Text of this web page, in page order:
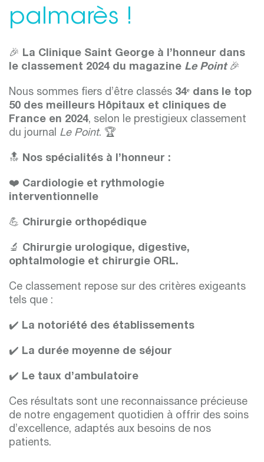
palmarès !
🎉 La Clinique Saint George à l’honneur dans
le classement 2024 du magazine Le Point 🎉
Nous sommes fiers d’être classés 34ᵉ dans le top
50 des meilleurs Hôpitaux et cliniques de
France en 2024, selon le prestigieux classement
du journal Le Point. 🏆
🔝 Nos spécialités à l’honneur :
❤️ Cardiologie et rythmologie
interventionnelle
💪 Chirurgie orthopédique
🔬 Chirurgie urologique, digestive,
ophtalmologie et chirurgie ORL.
Ce classement repose sur des critères exigeants
tels que :
✔️ La notoriété des établissements
✔️ La durée moyenne de séjour
✔️ Le taux d’ambulatoire
Ces résultats sont une reconnaissance précieuse
de notre engagement quotidien à offrir des soins
d’excellence, adaptés aux besoins de nos
patients.